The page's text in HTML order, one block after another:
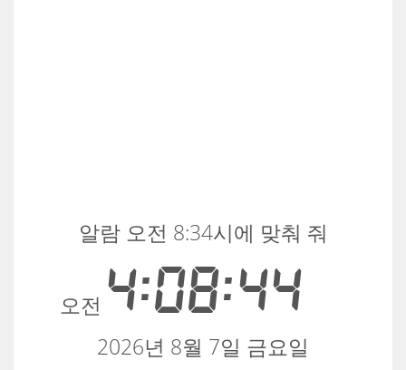
오전 4:08:44
알람 오전 8:34시에 맞춰 줘
2026년 8월 7일 금요일